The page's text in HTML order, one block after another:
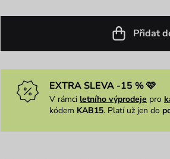
Přidat
EXTRA SLEVA -15 % 🩷
V rámci letního výprodeje pro
kódem KAB15. Platí už jen do